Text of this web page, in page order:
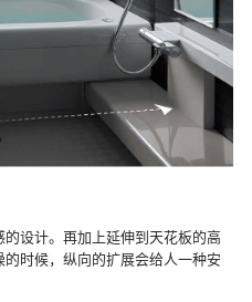
设计。再加上延伸到天花板的高
时候，纵向的扩展会给人一种安